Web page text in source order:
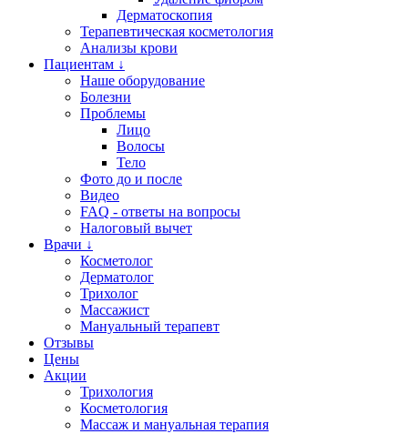
Дерматоскопия
Терапевтическая косметология
Анализы крови
Пациентам ↓
Наше оборудование
Болезни
Проблемы
Лицо
Волосы
Тело
Фото до и после
Видео
FAQ - ответы на вопросы
Налоговый вычет
Врачи ↓
Косметолог
Дерматолог
Трихолог
Массажист
Мануальный терапевт
Отзывы
Цены
Акции
Трихология
Косметология
Массаж и мануальная терапия